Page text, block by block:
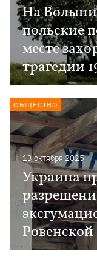
На Волыни
польские
месте
трагедии
13 октября 2025
Украина
ОБЩЕСТВО